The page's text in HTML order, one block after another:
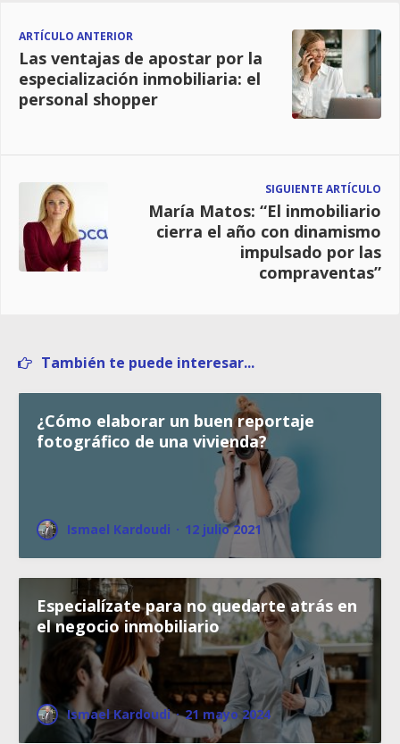
ARTÍCULO ANTERIOR
Las ventajas de apostar por la
especialización inmobiliaria: el
personal shopper
SIGUIENTE ARTÍCULO
María Matos: “El inmobiliario
cierra el año con dinamismo
impulsado por las
compraventas”
También te puede interesar...
¿Cómo elaborar un buen reportaje
fotográfico de una vivienda?
Ismael Kardoudi · 12 julio 2021
Especialízate para no quedarte atrás en
el negocio inmobiliario
Ismael Kardoudi · 21 mayo 2024